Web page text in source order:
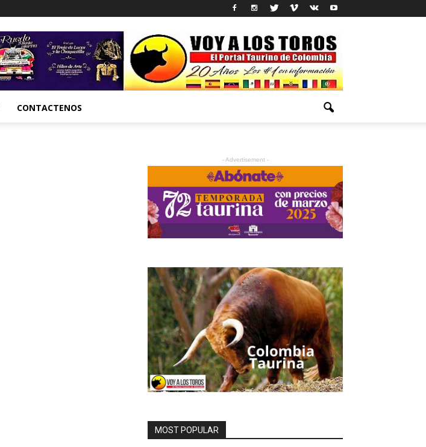
CONTACTENOS
- Advertisement -
MOST POPULAR